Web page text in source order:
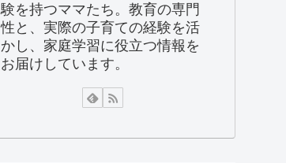
験を持つママたち。教育の専門
性と、実際の子育ての経験を活
かし、家庭学習に役立つ情報を
お届けしています。